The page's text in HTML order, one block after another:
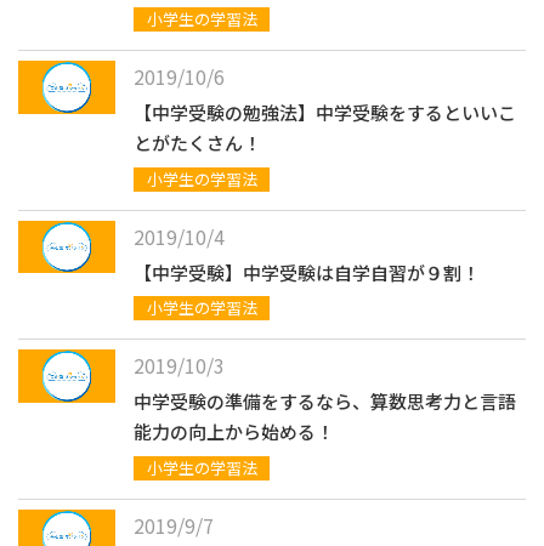
小学生の学習法
2019/10/6
【中学受験の勉強法】中学受験をするといいこ
とがたくさん！
小学生の学習法
2019/10/4
【中学受験】中学受験は自学自習が９割！
小学生の学習法
2019/10/3
中学受験の準備をするなら、算数思考力と言語
能力の向上から始める！
小学生の学習法
2019/9/7